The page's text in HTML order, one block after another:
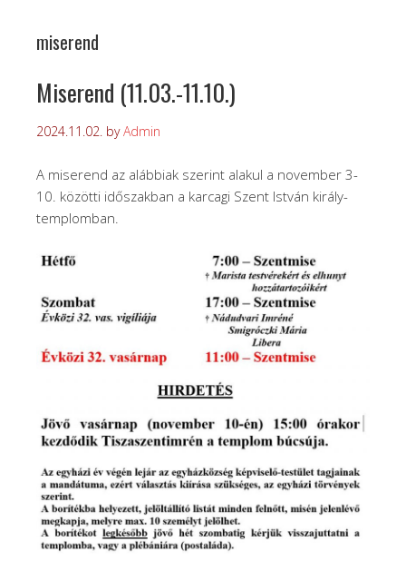
miserend
Miserend (11.03.-11.10.)
2024.11.02. byAdmin
A miserend az alábbiak szerint alakul a november 3-
10. közötti időszakban a karcagi Szent István király-
templomban.